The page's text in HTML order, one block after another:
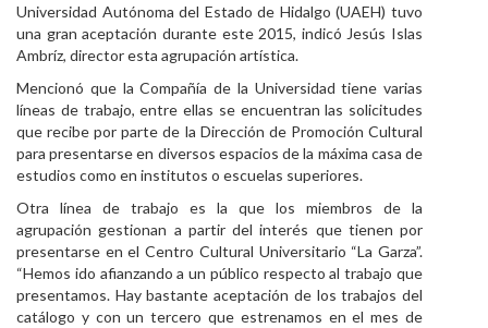
Aspirantes
Alumni
Visitantes
Universidad Autónoma del Estado de Hidalgo (UAEH) tuvo
una gran aceptación durante este 2015, indicó Jesús Islas
Ambríz, director esta agrupación artística.
Mencionó que la Compañía de la Universidad tiene varias
líneas de trabajo, entre ellas se encuentran las solicitudes
que recibe por parte de la Dirección de Promoción Cultural
para presentarse en diversos espacios de la máxima casa de
estudios como en institutos o escuelas superiores.
Otra línea de trabajo es la que los miembros de la
agrupación gestionan a partir del interés que tienen por
presentarse en el Centro Cultural Universitario “La Garza”.
“Hemos ido afianzando a un público respecto al trabajo que
presentamos. Hay bastante aceptación de los trabajos del
catálogo y con un tercero que estrenamos en el mes de